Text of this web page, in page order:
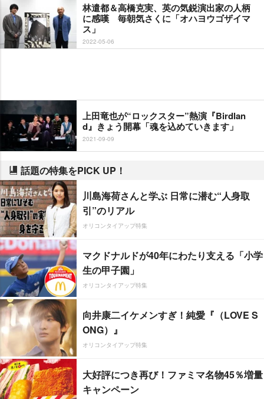
林遣都＆高橋克実、英の気鋭演出家の人柄
に感嘆 毎朝気さくに「オハヨウゴザイマ
ス」
2022-05-06
上田竜也が“ロックスター”熱演『Birdlan
d』きょう開幕「魂を込めていきます」
2021-09-09
話題の特集をPICK UP！
川島海荷さんと学ぶ 日常に潜む“人身取
引”のリアル
オリコンタイアップ特集
マクドナルドが40年にわたり支える「小学
生の甲子園」
オリコンタイアップ特集
向井康二イケメンすぎ！純愛『（LOVE S
ONG）』
オリコンタイアップ特集
大好評につき再び！ファミマ名物45％増量
キャンペーン